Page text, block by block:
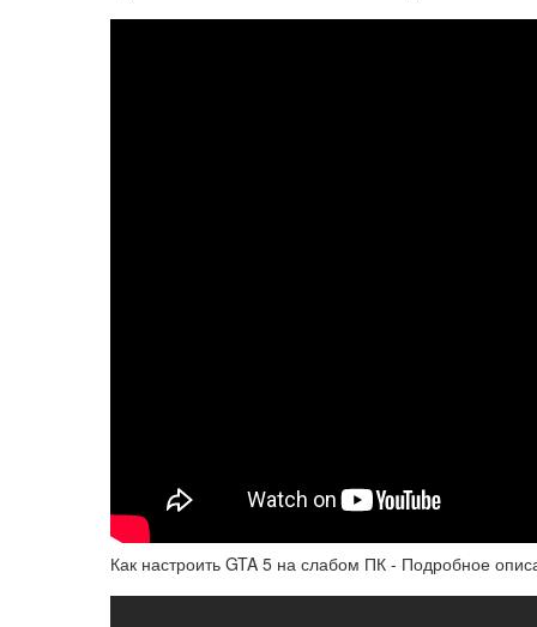
Как настроить GTA 5 на слабом ПК - Подробное